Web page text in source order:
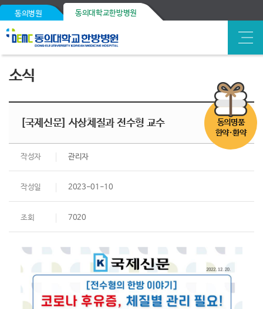
동의병원 동의대학교한방병원
동의명품
한약·환약
소식
[국제신문] 사상체질과 전수형 교수
작성자 관리자
작성일 2023-01-10
조회 7020